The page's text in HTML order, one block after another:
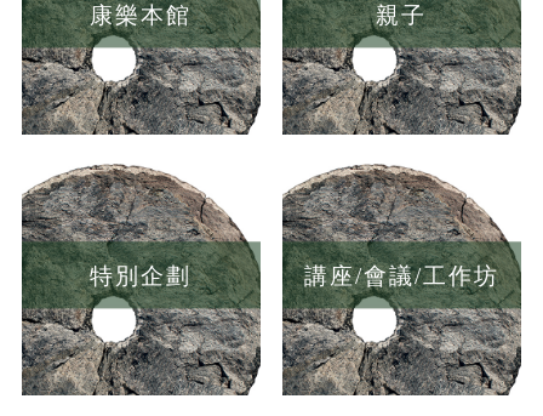
康樂本館 親子
特別企劃 講座/會議/工作坊